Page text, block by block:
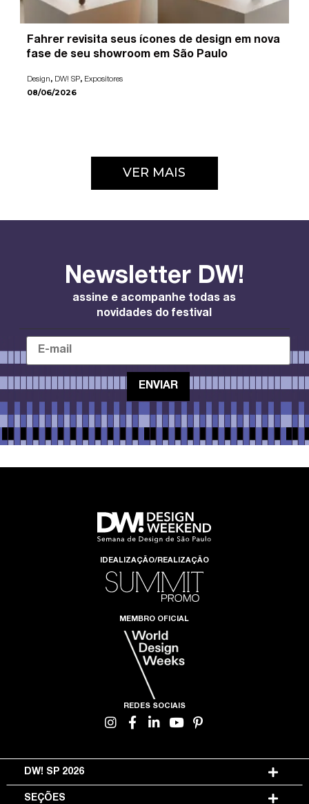
Fahrer revisita seus ícones de design em nova
fase de seu showroom em São Paulo
Design, DW! SP, Expositores
08/06/2026
VER MAIS
Newsletter DW!
assine e acompanhe todas as
novidades do festival
IDEALIZAÇÃO/REALIZAÇÃO
MEMBRO OFICIAL
REDES SOCIAIS
DW! SP 2026
SEÇÕES